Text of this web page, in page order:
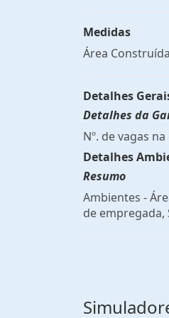
Medidas
Área
Detalhes
Detalhes da
Nº. de vagas
Detalhes
Resumo
Ambientes -
de empregada,